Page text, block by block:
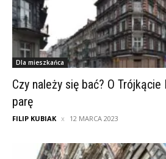
Dla mieszkańca
Czy należy się bać? O
parę
FILIP KUBIAK 12 MARCA 2023